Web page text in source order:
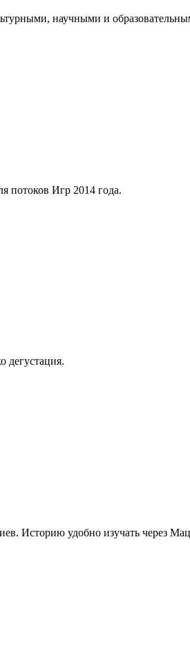
научными и
потоков Игр 2014 года.
дегустация.
Историю удобно изучать через